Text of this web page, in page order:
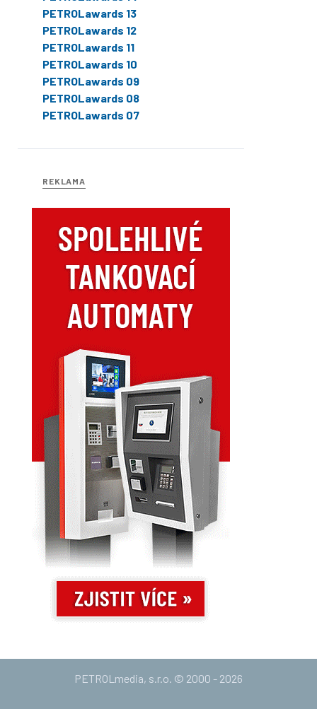
PETROLawards 13
PETROLawards 12
PETROLawards 11
PETROLawards 10
PETROLawards 09
PETROLawards 08
PETROLawards 07
REKLAMA
PETROLmedia, s.r.o. © 2000 - 2026